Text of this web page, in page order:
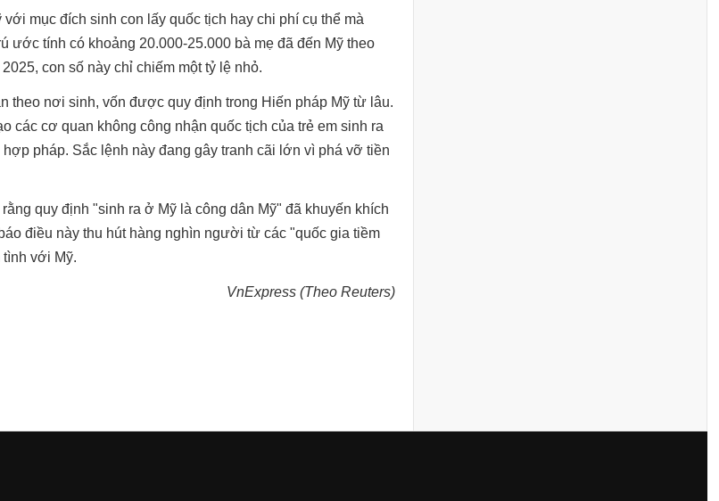
mục đích sinh con lấy quốc tịch hay chi phí cụ thể mà
ước tính có khoảng 20.000-25.000 bà mẹ đã đến Mỹ theo
con số này chỉ chiếm một tỷ lệ nhỏ.
theo nơi sinh, vốn được quy định trong Hiến pháp Mỹ từ lâu.
các cơ quan không công nhận quốc tịch của trẻ em sinh ra
pháp. Sắc lệnh này đang gây tranh cãi lớn vì phá vỡ tiền
quy định "sinh ra ở Mỹ là công dân Mỹ" đã khuyến khích
điều này thu hút hàng nghìn người từ các "quốc gia tiềm
tình với Mỹ.
VnExpress (Theo Reuters)